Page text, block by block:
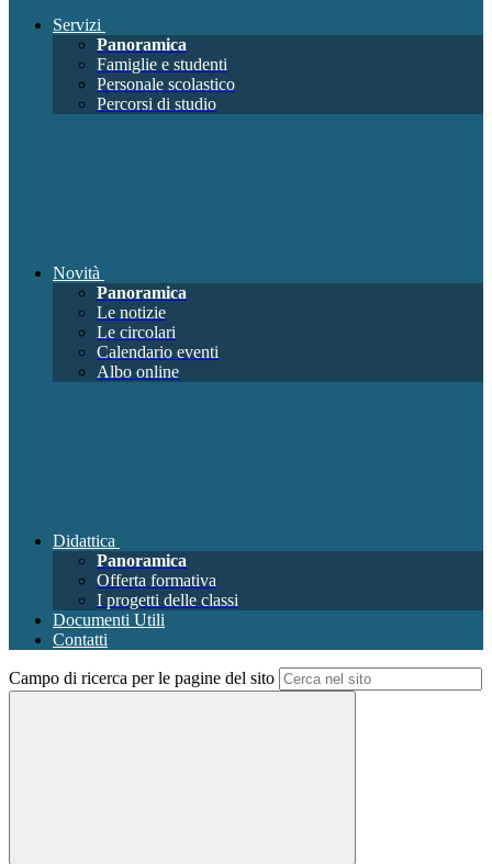
Servizi
Panoramica
Famiglie e studenti
Personale scolastico
Percorsi di studio
Novità
Panoramica
Le notizie
Le circolari
Calendario eventi
Albo online
Didattica
Panoramica
Offerta formativa
I progetti delle classi
Documenti Utili
Contatti
Campo di ricerca per le pagine del sito